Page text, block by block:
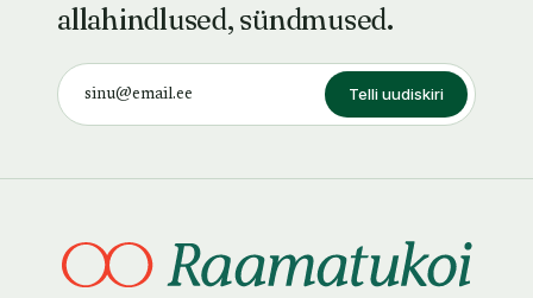
allahindlused, sündmused.
Telli uudiskiri